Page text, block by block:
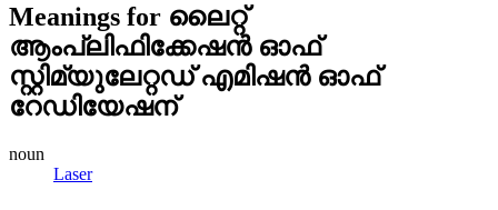
Meanings for ലൈറ്റ്‌
ആംപ്ലിഫിക്കേഷന്‍ ഓഫ്‌
സ്റ്റിമ്യുലേറ്റഡ്‌ എമിഷന്‍ ഓഫ്‌
റേഡിയേഷന്
noun
Laser